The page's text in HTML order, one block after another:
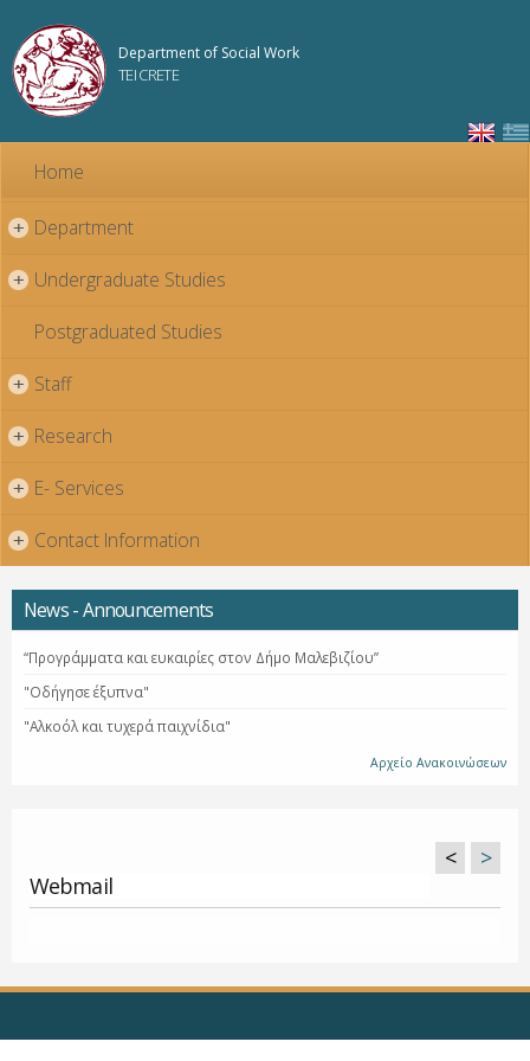
content
Department of Social Work
TEI CRETE
Home
+ Department
+ Undergraduate Studies
Postgraduated Studies
+ Staff
+ Research
+ E- Services
+ Contact Information
News - Announcements
“Προγράμματα και ευκαιρίες στον Δήμο Μαλεβιζίου”
"Οδήγησε έξυπνα"
"Αλκοόλ και τυχερά παιχνίδια"
Αρχείο Ανακοινώσεων
Webmail
< >